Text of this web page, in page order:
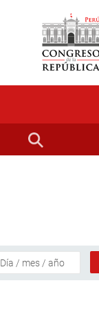
Día / mes / año